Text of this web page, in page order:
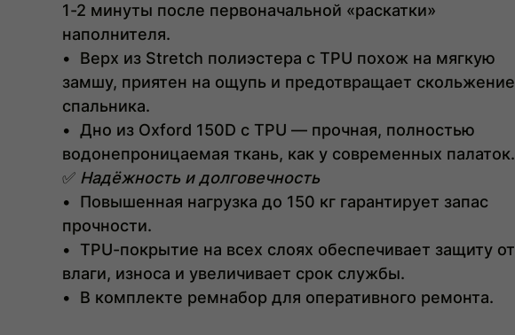
1-2 минуты после первоначальной «раскатки»
наполнителя.
• Верх из Stretch полиэстера с TPU похож на мягкую
замшу, приятен на ощупь и предотвращает скольжение
спальника.
• Дно из Oxford 150D с TPU — прочная, полностью
водонепроницаемая ткань, как у современных палаток.
✅ Надёжность и долговечность
• Повышенная нагрузка до 150 кг гарантирует запас
прочности.
• TPU-покрытие на всех слоях обеспечивает защиту от
влаги, износа и увеличивает срок службы.
• В комплекте ремнабор для оперативного ремонта.